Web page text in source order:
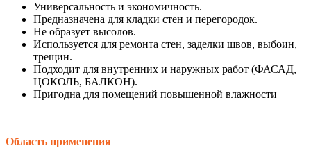
Универсальность и экономичность.
Предназначена для кладки стен и перегородок.
Не образует высолов.
Используется для ремонта стен, заделки швов, выбоин,
трещин.
Подходит для внутренних и наружных работ (ФАСАД,
ЦОКОЛЬ, БАЛКОН).
Пригодна для помещений повышенной влажности
Область применения